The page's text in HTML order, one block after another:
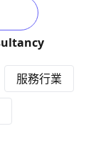
服務行業